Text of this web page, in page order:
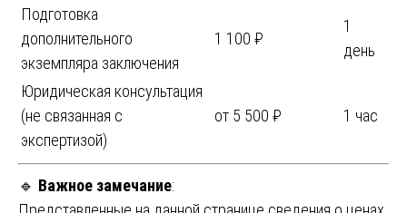
Подготовка
дополнительного
экземпляра заключения
1 100 ₽
1
день
Юридическая консультация
(не связанная с
экспертизой)
от 5 500 ₽ 1 час
🔹 Важное замечание: